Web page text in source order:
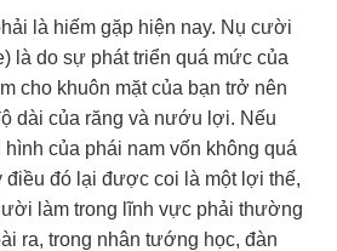
là hiếm gặp hiện nay. Nụ cười
là do sự phát triển quá mức của
cho khuôn mặt của bạn trở nên
dài của răng và nướu lợi. Nếu
của phái nam vốn không quá
điều đó lại được coi là một lợi thế,
làm trong lĩnh vực phải thường
ra, trong nhân tướng học, đàn